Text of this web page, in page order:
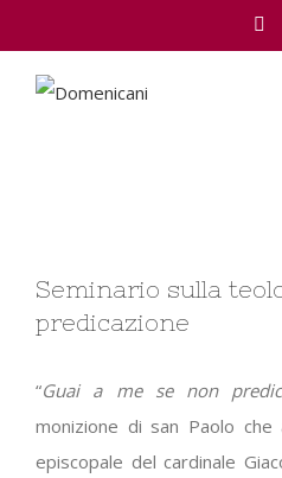
Larger
Image
Seminario sulla
predicazione
“Guai a me se non
monizione di san Paolo che
episcopale del cardinale